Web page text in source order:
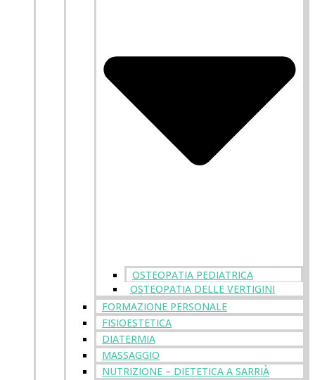
OSTEOPATIA PEDIATRICA
OSTEOPATIA DELLE VERTIGINI
FORMAZIONE PERSONALE
FISIOESTETICA
DIATERMIA
MASSAGGIO
NUTRIZIONE – DIETETICA A SARRIÀ